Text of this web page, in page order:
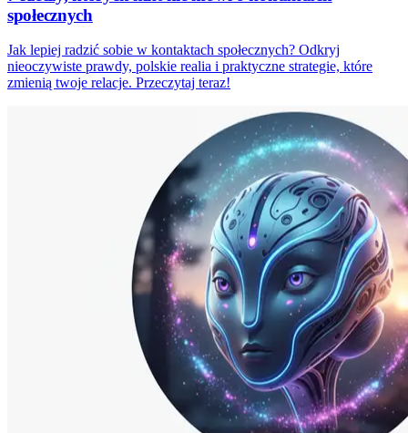
społecznych
Jak lepiej radzić sobie w kontaktach społecznych? Odkryj
nieoczywiste prawdy, polskie realia i praktyczne strategie, które
zmienią twoje relacje. Przeczytaj teraz!